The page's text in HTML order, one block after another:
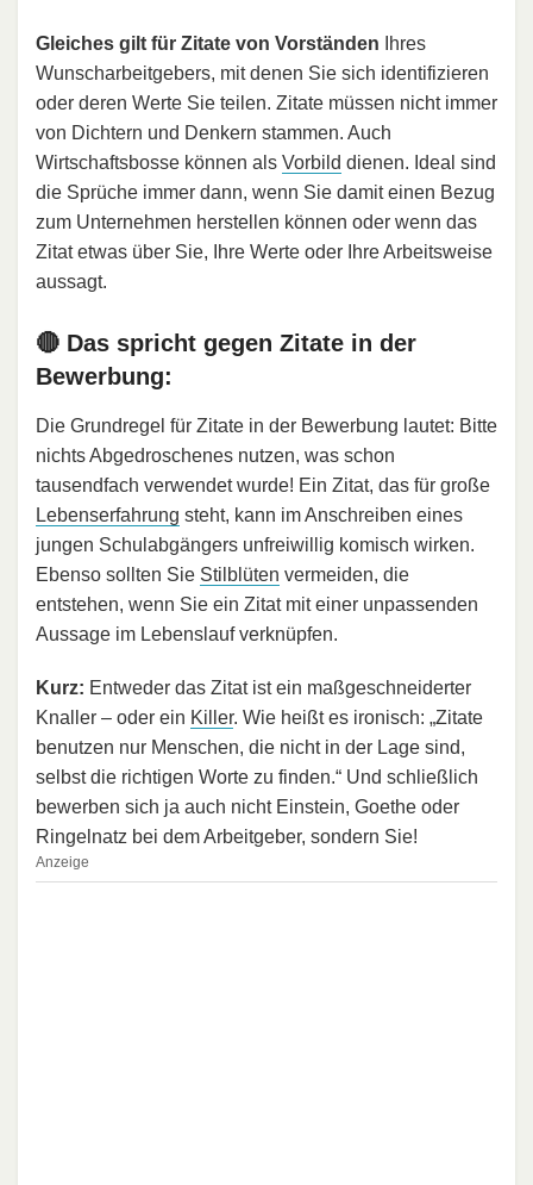
Gleiches gilt für Zitate von Vorständen Ihres
Wunscharbeitgebers, mit denen Sie sich identifizieren
oder deren Werte Sie teilen. Zitate müssen nicht immer
von Dichtern und Denkern stammen. Auch
Wirtschaftsbosse können als Vorbild dienen. Ideal sind
die Sprüche immer dann, wenn Sie damit einen Bezug
zum Unternehmen herstellen können oder wenn das
Zitat etwas über Sie, Ihre Werte oder Ihre Arbeitsweise
aussagt.
🔴 Das spricht gegen Zitate in der
Bewerbung:
Die Grundregel für Zitate in der Bewerbung lautet: Bitte
nichts Abgedroschenes nutzen, was schon
tausendfach verwendet wurde! Ein Zitat, das für große
Lebenserfahrung steht, kann im Anschreiben eines
jungen Schulabgängers unfreiwillig komisch wirken.
Ebenso sollten Sie Stilblüten vermeiden, die
entstehen, wenn Sie ein Zitat mit einer unpassenden
Aussage im Lebenslauf verknüpfen.
Kurz: Entweder das Zitat ist ein maßgeschneiderter
Knaller – oder ein Killer. Wie heißt es ironisch: „Zitate
benutzen nur Menschen, die nicht in der Lage sind,
selbst die richtigen Worte zu finden.“ Und schließlich
bewerben sich ja auch nicht Einstein, Goethe oder
Ringelnatz bei dem Arbeitgeber, sondern Sie!
Anzeige